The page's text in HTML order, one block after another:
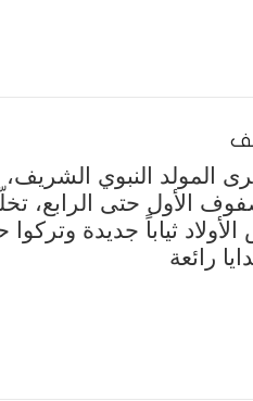
المولد النبوي
الأول حتى الرابع،
ثياباً جديدة
رائعة